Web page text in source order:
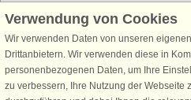
Schließen Sie sich 100.000
Erhalten Sie einen
Ferienhausurlaub - melden Sie sich
an. Verpassen Sie nie wieder exklusive
Verwendung von Cookies
Wir verwenden Daten von unseren
Drittanbietern. Wir verwenden diese in
personenbezogenen Daten, um Ihre
zu verbessern, Ihre Nutzung der Webseite